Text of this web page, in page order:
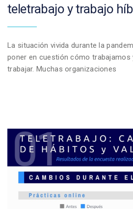
teletrabajo y trabajo
La situación vivida durante la
poner en cuestión cómo trabajamos
trabajar. Muchas organizaciones